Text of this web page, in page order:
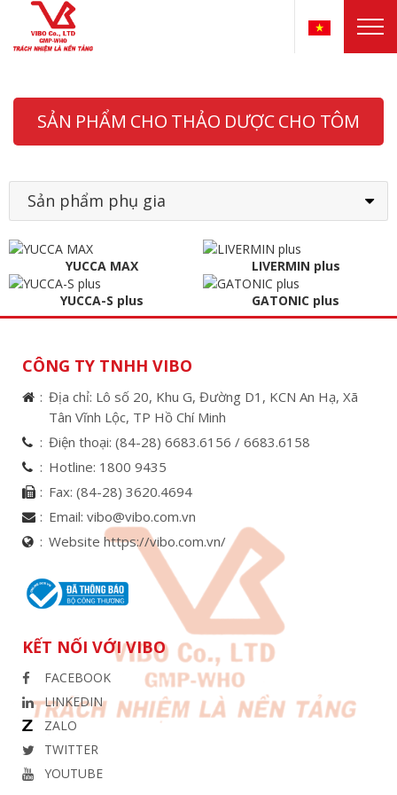
SẢN PHẨM CHO THẢO DƯỢC CHO TÔM
Sản phẩm phụ gia
YUCCA MAX LIVERMIN plus
YUCCA-S plus GATONIC plus
CÔNG TY TNHH VIBO
Địa chỉ: Lô số 20, Khu G, Đường D1, KCN An Hạ, Xã
Tân Vĩnh Lộc, TP Hồ Chí Minh
Điện thoại: (84-28) 6683.6156 / 6683.6158
Hotline: 1800 9435
Fax: (84-28) 3620.4694
Email: vibo@vibo.com.vn
Website https://vibo.com.vn/
KẾT NỐI VỚI VIBO
FACEBOOK
LINKEDIN
ZALO
TWITTER
YOUTUBE